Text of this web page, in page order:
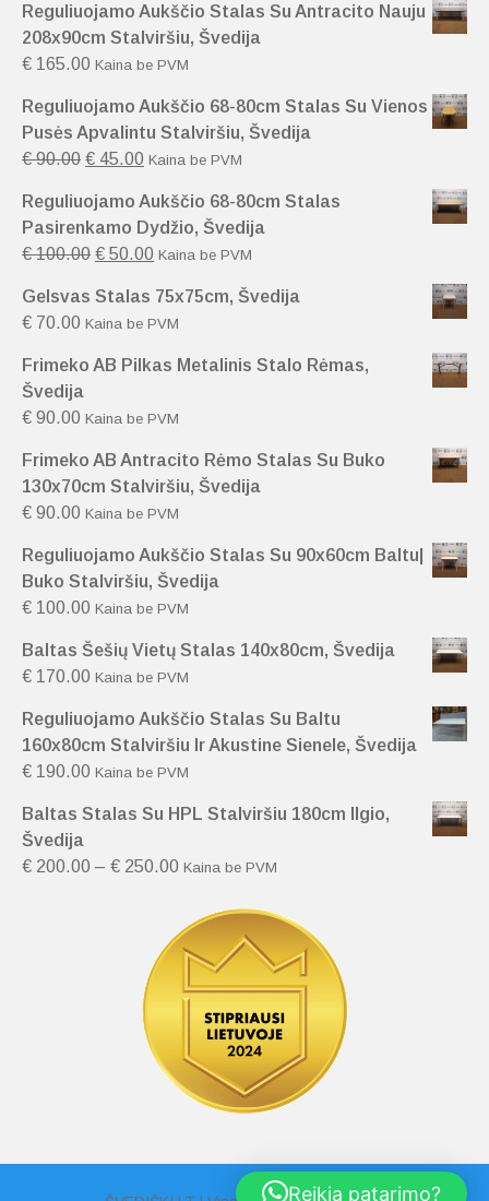
Reguliuojamo Aukščio Stalas Su Antracito Nauju
208x90cm Stalviršiu, Švedija
€ 165.00 Kaina be PVM
Reguliuojamo Aukščio 68-80cm Stalas Su Vienos
Pusės Apvalintu Stalviršiu, Švedija
€90.00 € 45.00 Kaina be PVM
Reguliuojamo Aukščio 68-80cm Stalas
Pasirenkamo Dydžio, Švedija
€100.00 € 50.00 Kaina be PVM
Gelsvas Stalas 75x75cm, Švedija
€ 70.00 Kaina be PVM
Frimeko AB Pilkas Metalinis Stalo Rėmas,
Švedija
€ 90.00 Kaina be PVM
Frimeko AB Antracito Rėmo Stalas Su Buko
130x70cm Stalviršiu, Švedija
€ 90.00 Kaina be PVM
Reguliuojamo Aukščio Stalas Su 90x60cm Baltu|
Buko Stalviršiu, Švedija
€ 100.00 Kaina be PVM
Baltas Šešių Vietų Stalas 140x80cm, Švedija
€ 170.00 Kaina be PVM
Reguliuojamo Aukščio Stalas Su Baltu
160x80cm Stalviršiu Ir Akustine Sienele, Švedija
€ 190.00 Kaina be PVM
Baltas Stalas Su HPL Stalviršiu 180cm Ilgio,
Švedija
€ 200.00 – € 250.00 Kaina be PVM
Reikia patarimo?